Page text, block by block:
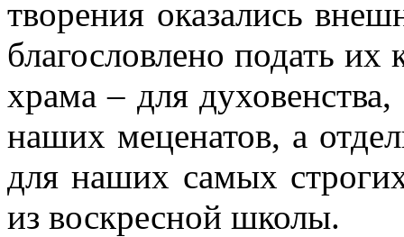
творения оказались
благословлено подать их
храма – для
наших меценатов, а
для наших самых
из воскресной школы.